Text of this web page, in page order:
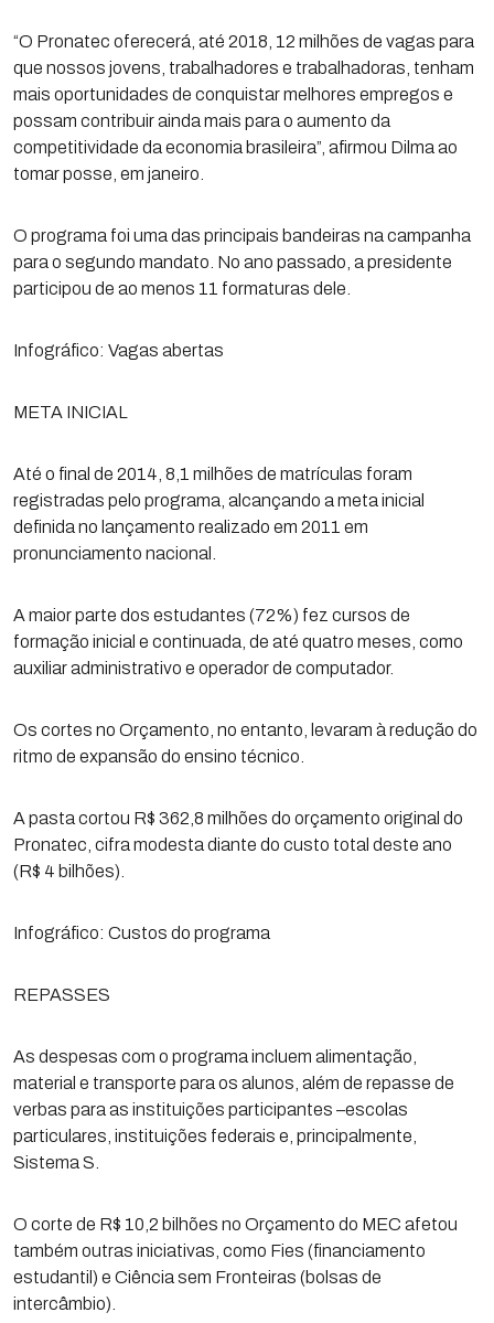
“O Pronatec oferecerá, até 2018, 12 milhões de vagas para
que nossos jovens, trabalhadores e trabalhadoras, tenham
mais oportunidades de conquistar melhores empregos e
possam contribuir ainda mais para o aumento da
competitividade da economia brasileira”, afirmou Dilma ao
tomar posse, em janeiro.
O programa foi uma das principais bandeiras na campanha
para o segundo mandato. No ano passado, a presidente
participou de ao menos 11 formaturas dele.
Infográfico: Vagas abertas
META INICIAL
Até o final de 2014, 8,1 milhões de matrículas foram
registradas pelo programa, alcançando a meta inicial
definida no lançamento realizado em 2011 em
pronunciamento nacional.
A maior parte dos estudantes (72%) fez cursos de
formação inicial e continuada, de até quatro meses, como
auxiliar administrativo e operador de computador.
Os cortes no Orçamento, no entanto, levaram à redução do
ritmo de expansão do ensino técnico.
A pasta cortou R$ 362,8 milhões do orçamento original do
Pronatec, cifra modesta diante do custo total deste ano
(R$ 4 bilhões).
Infográfico: Custos do programa
REPASSES
As despesas com o programa incluem alimentação,
material e transporte para os alunos, além de repasse de
verbas para as instituições participantes –escolas
particulares, instituições federais e, principalmente,
Sistema S.
O corte de R$ 10,2 bilhões no Orçamento do MEC afetou
também outras iniciativas, como Fies (financiamento
estudantil) e Ciência sem Fronteiras (bolsas de
intercâmbio).